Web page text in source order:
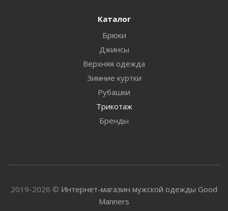
Каталог
Брюки
Джинсы
Верхняя одежда
Зимние куртки
Рубашки
Трикотаж
Бренды
2019-2026 © Интернет-магазин мужской одежды Good
Manners